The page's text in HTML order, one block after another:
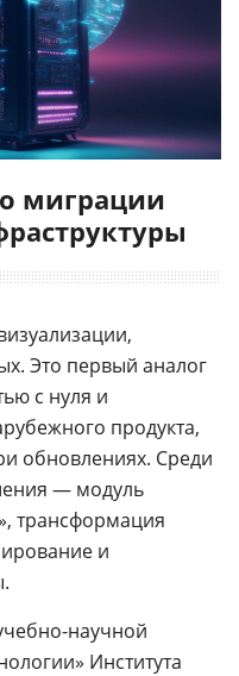
миграции
Это первый аналог
с нуля и
продукта,
обновлениях. Среди
— модуль
трансформация
и
научной
Института